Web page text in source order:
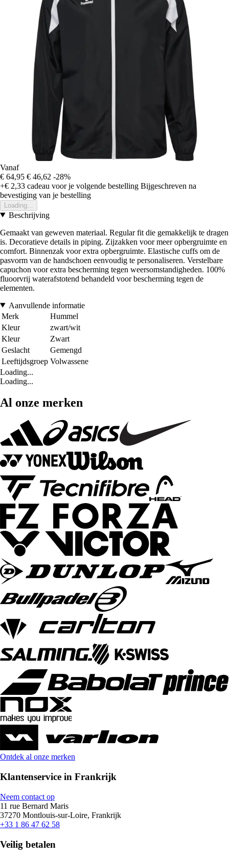
Vanaf
€ 64,95 € 46,62 -28%
+€ 2,33 cadeau voor je volgende bestelling Bijgeschreven na
bevestiging van je bestelling
Loading...
Beschrijving
Gemaakt van geweven materiaal. Regular fit die gemakkelijk te dragen
is. Decoratieve details in piping. Zijzakken voor meer opbergruimte en
comfort. Binnenzak voor extra opbergruimte. Elastische cuffs om de
pasvorm van de handschoen eenvoudig te personaliseren. Verstelbare
capuchon voor extra bescherming tegen weersomstandigheden. 100%
fluoorvrij waterafstotend behandeld voor bescherming tegen de
elementen.
Aanvullende informatie
Merk
Hummel
Kleur
zwart/wit
Kleur
Zwart
Geslacht
Gemengd
Leeftijdsgroep Volwassene
Loading...
Loading...
Al onze merken
Ontdek al onze merken
Klantenservice in Frankrijk
Neem contact op
11 rue Bernard Maris
37270 Montlouis-sur-Loire, Frankrijk
+33 1 86 47 62 58
Veilig betalen